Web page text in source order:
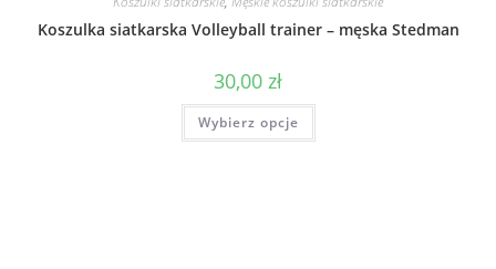
Koszulka siatkarska Volleyball trainer – męska Stedman
30,00 zł
Wybierz opcje